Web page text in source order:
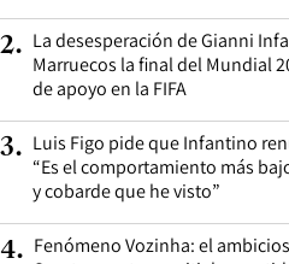
2. La desesperación de Gianni
Marruecos la final del Mundial
de apoyo en la FIFA
3. Luis Figo pide que Infantino
“Es el comportamiento más
y cobarde que he visto”
4. Fenómeno Vozinha: el